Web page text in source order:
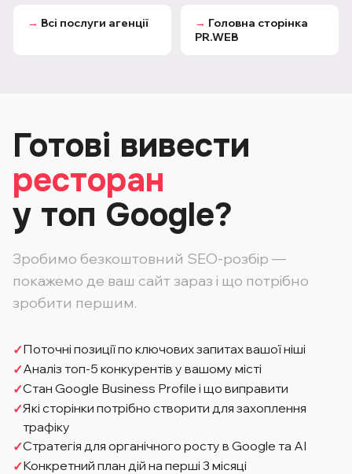
→ Всі послуги агенції → Головна сторінка
PR.WEB
Готові вивести
ресторан
у топ Google?
Зробимо безкоштовний SEO-розбір —
покажемо де ваш сайт зараз і що потрібно
зробити першим.
Поточні позиції по ключових запитах вашої ніші
Аналіз топ-5 конкурентів у вашому місті
Стан Google Business Profile і що виправити
Які сторінки потрібно створити для захоплення
трафіку
Стратегія для органічного росту в Google та AI
Конкретний план дій на перші 3 місяці